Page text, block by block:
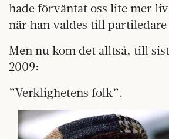
hade förväntat oss lite mer
när han valdes till partiledare
Men nu kom det alltså, till
2009:
”Verklighetens folk”.